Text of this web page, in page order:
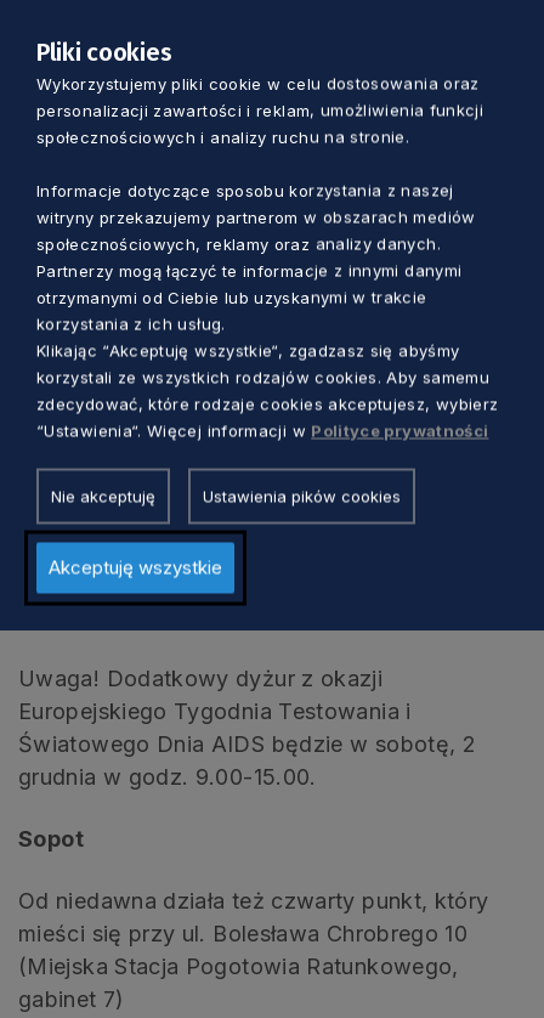
Uwaga! Dodatkowe dyżury z okazji
Europejskiego Tygodnia Testowania i
Światowego Dnia AIDS będą w czwartek, 23
listopada w godz.16.00-20.00 oraz w
poniedziałek, 27 listopada godz. 8.00-12.00.
Ostatni pacjent jest przyjmowany na pół
godziny przed zamknięciem PKD.
Słupsk
ul. Hubalczyków 1 (przy Wojewódzkim Szpitalu
Specjalistycznym im. J. Korczaka, budynek H,
gabinet 108)
godziny otarcia:
środy w godz.15.30-18.30
w pierwszą sobotę miesiąca w godz. 9.00-
Uwaga! Dodatkowy dyżur z okazji
Europejskiego Tygodnia Testowania i
Światowego Dnia AIDS będzie w sobotę, 2
grudnia w godz. 9.00-15.00.
Sopot
Od niedawna działa też czwarty punkt, który
mieści się przy ul. Bolesława Chrobrego 10
(Miejska Stacja Pogotowia Ratunkowego,
gabinet 7)
Pliki cookies
Wykorzystujemy pliki cookie w celu dostosowania oraz
personalizacji zawartości i reklam, umożliwienia funkcji
społecznościowych i analizy ruchu na stronie.
Informacje dotyczące sposobu korzystania z naszej
witryny przekazujemy partnerom w obszarach mediów
społecznościowych, reklamy oraz analizy danych.
Partnerzy mogą łączyć te informacje z innymi danymi
otrzymanymi od Ciebie lub uzyskanymi w trakcie
korzystania z ich usług.
Klikając “Akceptuję wszystkie“, zgadzasz się abyśmy
korzystali ze wszystkich rodzajów cookies. Aby samemu
zdecydować, które rodzaje cookies akceptujesz, wybierz
“Ustawienia“. Więcej informacji w Polityce prywatności
Nie akceptuję Ustawienia pików cookies
Akceptuję wszystkie